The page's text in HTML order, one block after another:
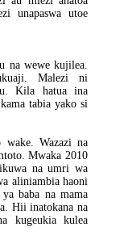
unapaswa utoe
na wewe kujilea.
Malezi ni
Kila hatua ina
tabia yako si
Wazazi na
Mwaka 2010
na umri wa
aliniambia haoni
baba na mama
Hii inatokana na
kugeukia kulea